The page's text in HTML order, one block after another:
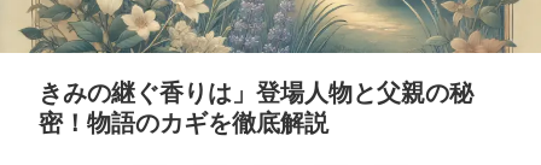
きみの継ぐ香りは」登場人物と父親の秘
密！物語のカギを徹底解説